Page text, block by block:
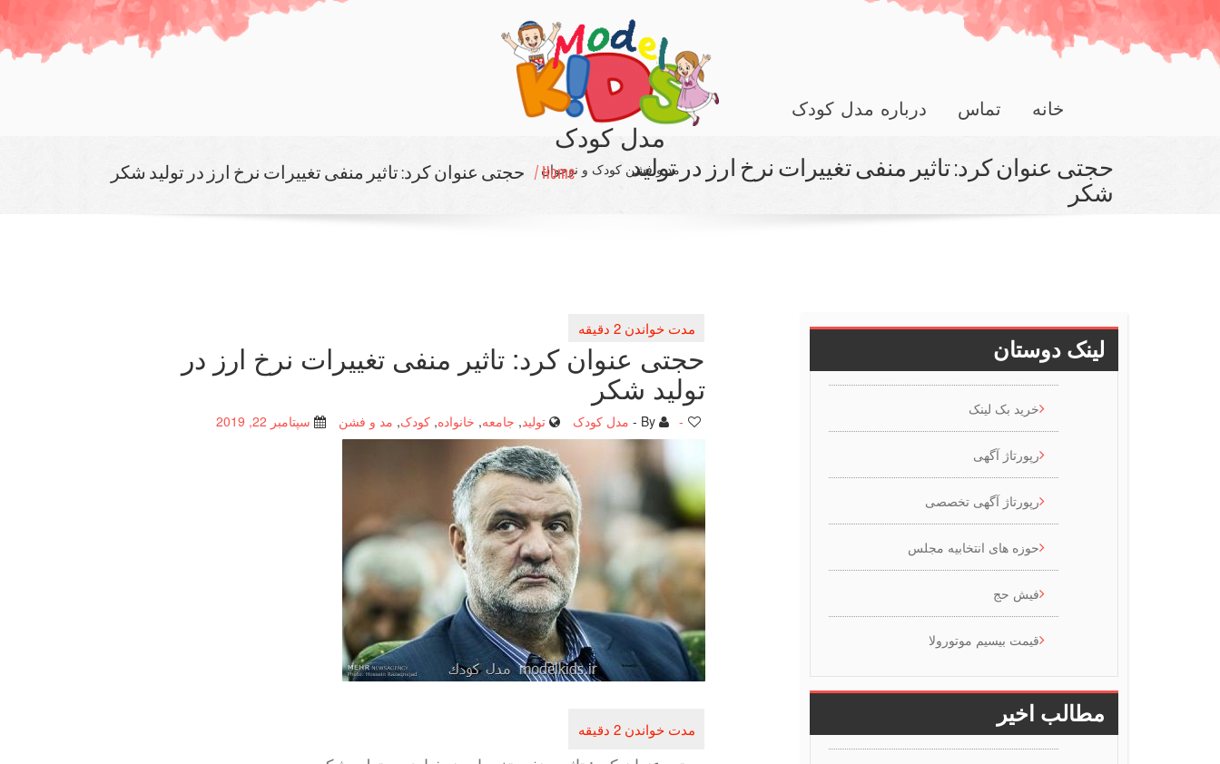
مدل کودک
مد و فشن کودک و نوجوان
خانه تماس درباره مدل کودک
Home / حجتی عنوان كرد: تاثیر منفی تغییرات نرخ ارز در تولید شكر
حجتی عنوان كرد: تاثیر منفی تغییرات نرخ ارز در تولید
شكر
حجتی عنوان كرد: تاثیر منفی تغییرات نرخ ارز در
تولید شكر
مدل کودک تولید, جامعه, خانواده, کودک, مد و فشن سپتامبر 22, 2019 -
لینک دوستان
خرید بک لینک
رپورتاژ آگهی
رپورتاژ آگهی تخصصی
حوزه های انتخابیه مجلس
فیش حج
قیمت بیسیم موتورولا
مطالب اخیر